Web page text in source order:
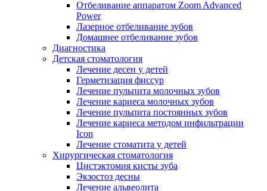
Отбеливание аппаратом Zoom Advanced
Power
Лазерное отбеливание зубов
Домашнее отбеливание зубов
Диагностика
Детская стоматология
Лечение десен у детей
Герметизация фиссур
Лечение пульпита молочных зубов
Лечение кариеса молочных зубов
Лечение пульпита постоянных зубов
Лечение кариеса методом инфильтрации
Icon
Лечение стоматита у детей
Хирургическая стоматология
Цистэктомия кисты зуба
Экзостоз десны
Лечение альвеолита